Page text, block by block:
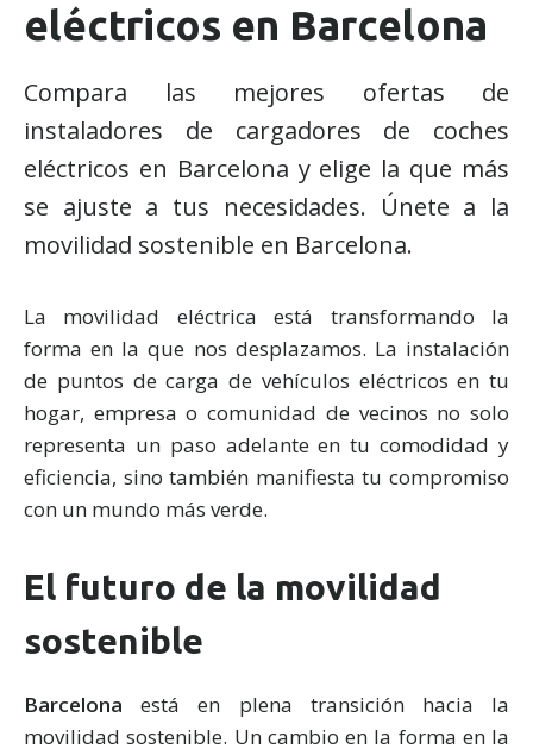
eléctricos en Barcelona
Compara las mejores ofertas de
instaladores de cargadores de coches
eléctricos en Barcelona y elige la que más
se ajuste a tus necesidades. Únete a la
movilidad sostenible en Barcelona.
La movilidad eléctrica está transformando la
forma en la que nos desplazamos. La instalación
de puntos de carga de vehículos eléctricos en tu
hogar, empresa o comunidad de vecinos no solo
representa un paso adelante en tu comodidad y
eficiencia, sino también manifiesta tu compromiso
con un mundo más verde.
El futuro de la movilidad
sostenible
Barcelona está en plena transición hacia la
movilidad sostenible. Un cambio en la forma en la